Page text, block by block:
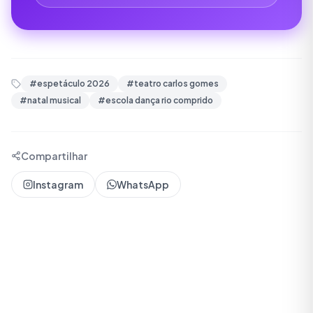
#espetáculo 2026 #teatro carlos gomes
#natal musical #escola dança rio comprido
Compartilhar
Instagram WhatsApp